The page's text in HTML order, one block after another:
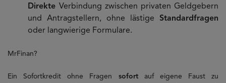
Direkte Verbindung zwischen privaten Geldgebern
und Antragstellern, ohne lästige Standardfragen
oder langwierige Formulare.
MrFinan?
Ein Sofortkredit ohne Fragen sofort auf eigene Faust zu